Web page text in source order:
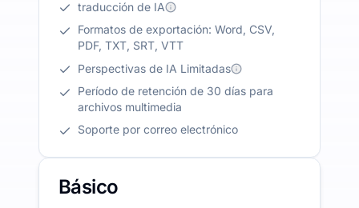
traducción de IA
Formatos de exportación: Word, CSV,
PDF, TXT, SRT, VTT
Perspectivas de IA Limitadas
Período de retención de 30 días para
archivos multimedia
Soporte por correo electrónico
Básico